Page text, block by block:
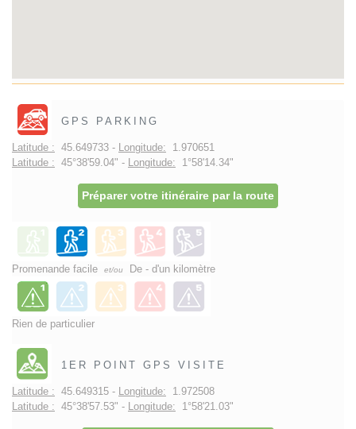
GPS PARKING
Latitude : 45.649733 - Longitude: 1.970651
Latitude : 45°38'59.04" - Longitude: 1°58'14.34"
Préparer votre itinéraire par la route
Promenande facile et/ou De - d'un kilomètre
Rien de particulier
1ER POINT GPS VISITE
Latitude : 45.649315 - Longitude: 1.972508
Latitude : 45°38'57.53" - Longitude: 1°58'21.03"